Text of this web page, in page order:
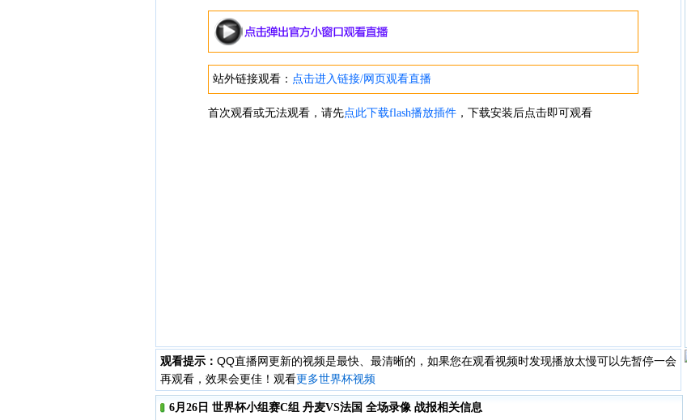
观看提示： QQ直播网更新的视频是最快、最清晰的，如果您在观看视频时发现播放太慢可以先暂停一会
再观看，效果会更佳！观看更多世界杯视频
6月26日 世界杯小组赛C组 丹麦VS法国 全场录像 战报相关信息